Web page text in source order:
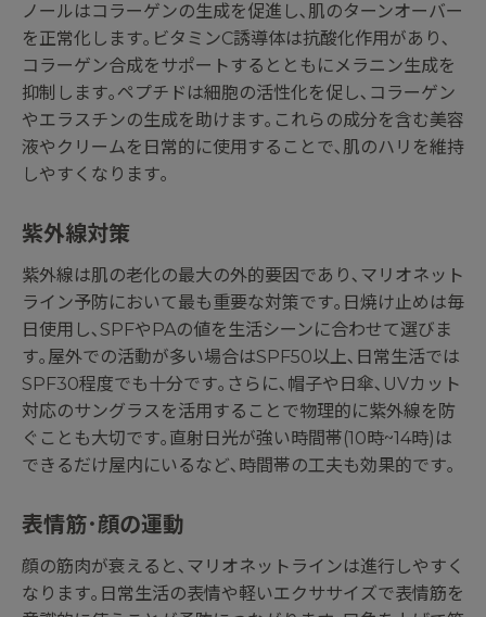
ノールはコラーゲンの生成を促進し､肌のターンオーバー
を正常化します｡ビタミンC誘導体は抗酸化作用があり､
コラーゲン合成をサポートするとともにメラニン生成を
抑制します｡ペプチドは細胞の活性化を促し､コラーゲン
やエラスチンの生成を助けます｡これらの成分を含む美容
液やクリームを日常的に使用することで､肌のハリを維持
しやすくなります｡
紫外線対策
紫外線は肌の老化の最大の外的要因であり､マリオネット
ライン予防において最も重要な対策です｡日焼け止めは毎
日使用し､SPFやPAの値を生活シーンに合わせて選びま
す｡屋外での活動が多い場合はSPF50以上､日常生活では
SPF30程度でも十分です｡さらに､帽子や日傘､UVカット
対応のサングラスを活用することで物理的に紫外線を防
ぐことも大切です｡直射日光が強い時間帯(10時~14時)は
できるだけ屋内にいるなど､時間帯の工夫も効果的です｡
表情筋･顔の運動
顔の筋肉が衰えると､マリオネットラインは進行しやすく
なります｡日常生活の表情や軽いエクササイズで表情筋を